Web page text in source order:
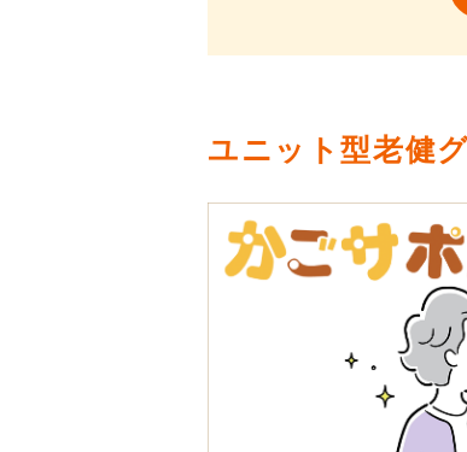
ユニット型老健